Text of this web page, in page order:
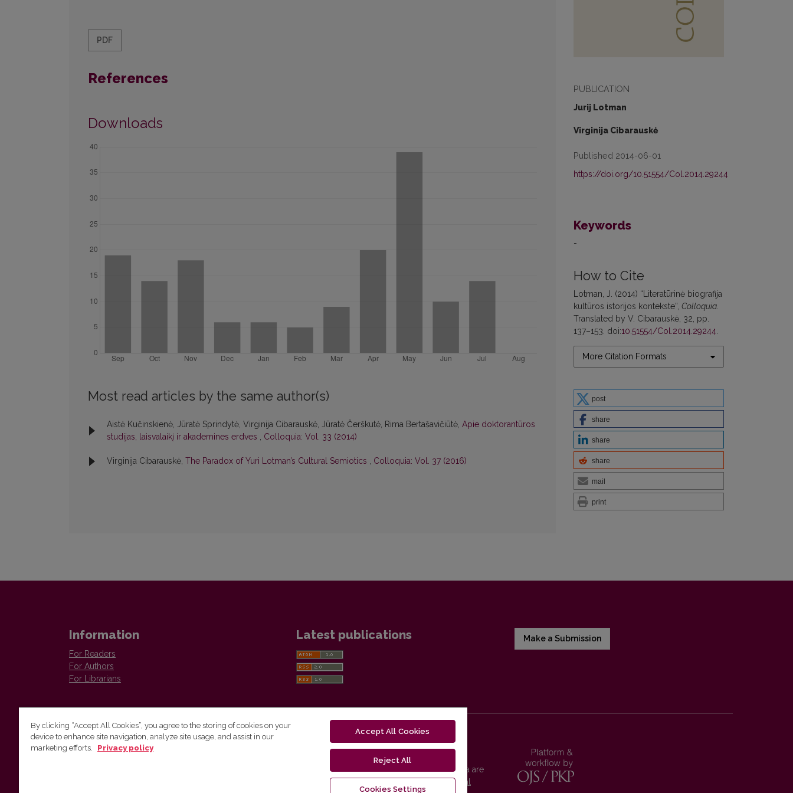
PUBLICATION
Jurij Lotman
Virginija Cibarauskė
Published 2014-06-01
https://doi.org/10.51554/Col.2014.29244
Keywords
-
How to Cite
Lotman, J. (2014) “Literatūrinė biografija
kultūros istorijos kontekste”, Colloquia
Translated by V. Cibarauskė, 32, pp.
137–153. doi:10.51554/Col.2014.29244
More Citation Formats
post
share
share
share
mail
print
PDF
References
Downloads
Most read articles by the same author(s)
Aistė Kučinskienė, Jūratė Sprindytė, Virginija Cibarauskė, Jūratė Čerškutė, Rima Bertašavičiūtė, Apie doktorantūros
studijas, laisvalaikį ir akademines erdves , Colloquia: Vol. 33 (2014)
Virginija Cibarauskė, The Paradox of Yuri Lotman’s Cultural Semiotics , Colloquia: Vol. 37 (2016)
Information
For Readers
For Authors
For Librarians
Latest publications Make a Submission
Institute of Lithuanian Literature and Folklore
Vilnius University Press platform and metadata are
distributed by
Creative Commons International
By clicking “Accept All Cookies”, you agree to the storing of cookies on your
device to enhance site navigation, analyze site usage, and assist in our
marketing efforts.
Privacy policy
Accept All Cookies
Reject All
Cookies Settings